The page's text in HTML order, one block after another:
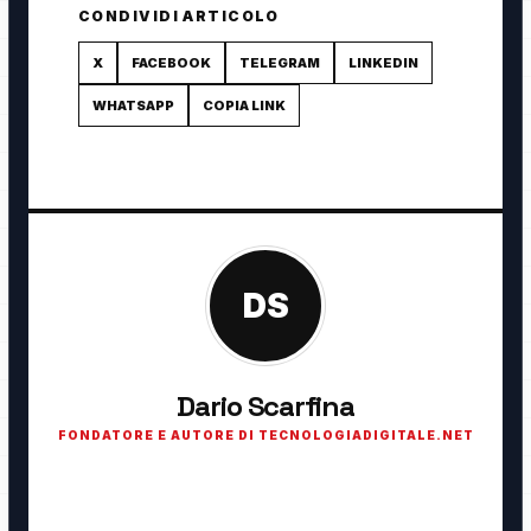
CONDIVIDI ARTICOLO
X FACEBOOK TELEGRAM LINKEDIN
WHATSAPP COPIA LINK
DS
Dario Scarfina
FONDATORE E AUTORE DI TECNOLOGIADIGITALE.NET